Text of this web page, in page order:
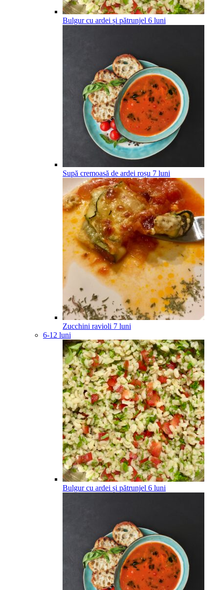
Bulgur cu ardei și pătrunjel 6 luni
Supă cremoasă de ardei roșu 7 luni
Zucchini ravioli 7 luni
6-12 luni
Bulgur cu ardei și pătrunjel 6 luni